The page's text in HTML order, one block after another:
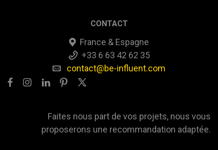
CONTACT
France & Espagne
+33 6 63 42 62 35
contact@be-influent.com
Faites nous part de vos projets, nous vous
proposerons une recommandation adaptée.